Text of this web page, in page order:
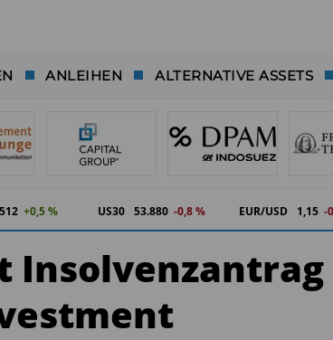
ANLEIHEN ALTERNATIVE ASSETS
+0,5 % US30 53.880 -0,8 % EUR/USD 1,15 -
Insolvenzantrag